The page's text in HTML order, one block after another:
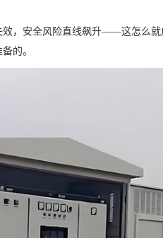
，安全风险直线飙升——这怎么就
的。